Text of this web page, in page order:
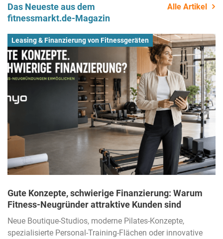
Das Neueste aus dem
fitnessmarkt.de-Magazin
Alle Artikel
Leasing & Finanzierung von Fitnessgeräten
Gute Konzepte, schwierige Finanzierung: Warum
Fitness-Neugründer attraktive Kunden sind
Neue Boutique-Studios, moderne Pilates-Konzepte,
spezialisierte Personal-Training-Flächen oder innovative